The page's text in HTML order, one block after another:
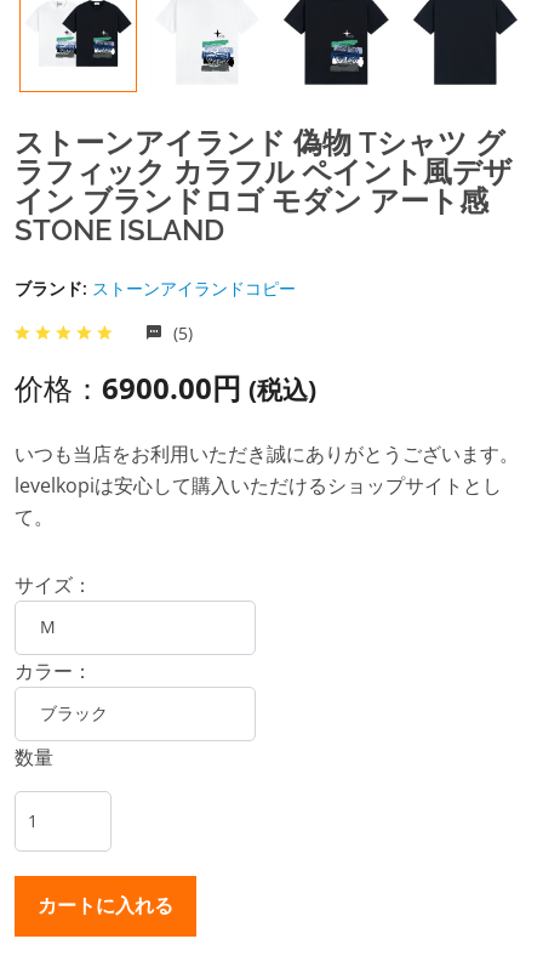
ストーンアイランド 偽物 Tシャツ グ
ラフィック カラフル ペイント風デザ
イン ブランドロゴ モダン アート感
STONE ISLAND
ブランド: ストーンアイランドコピー
(5)
价格： 6900.00円 (税込)
いつも当店をお利用いただき誠にありがとうございます。
levelkopiは安心して購入いただけるショップサイトとし
て。
サイズ：
カラー：
数量